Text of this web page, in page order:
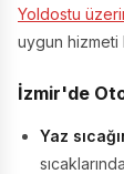
Yoldostu
uygun hizmeti
İzmir'de
Yaz